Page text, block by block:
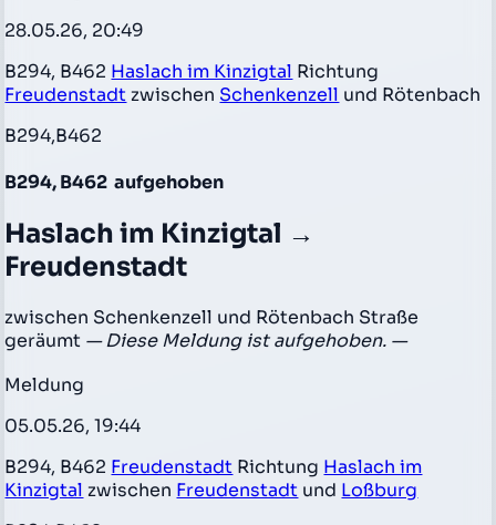
28.05.26, 20:49
B294, B462 Haslach im Kinzigtal Richtung
Freudenstadt zwischen Schenkenzell und Rötenbach
B294,B462
B294, B462 aufgehoben
Haslach im Kinzigtal →
Freudenstadt
zwischen Schenkenzell und Rötenbach Straße
geräumt — Diese Meldung ist aufgehoben. —
Meldung
05.05.26, 19:44
B294, B462 Freudenstadt Richtung Haslach im
Kinzigtal zwischen Freudenstadt und Loßburg